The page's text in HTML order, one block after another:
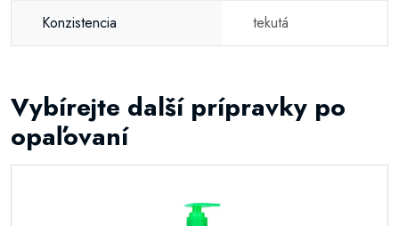
Konzistencia tekutá
Vybírejte další prípravky po
opaľovaní